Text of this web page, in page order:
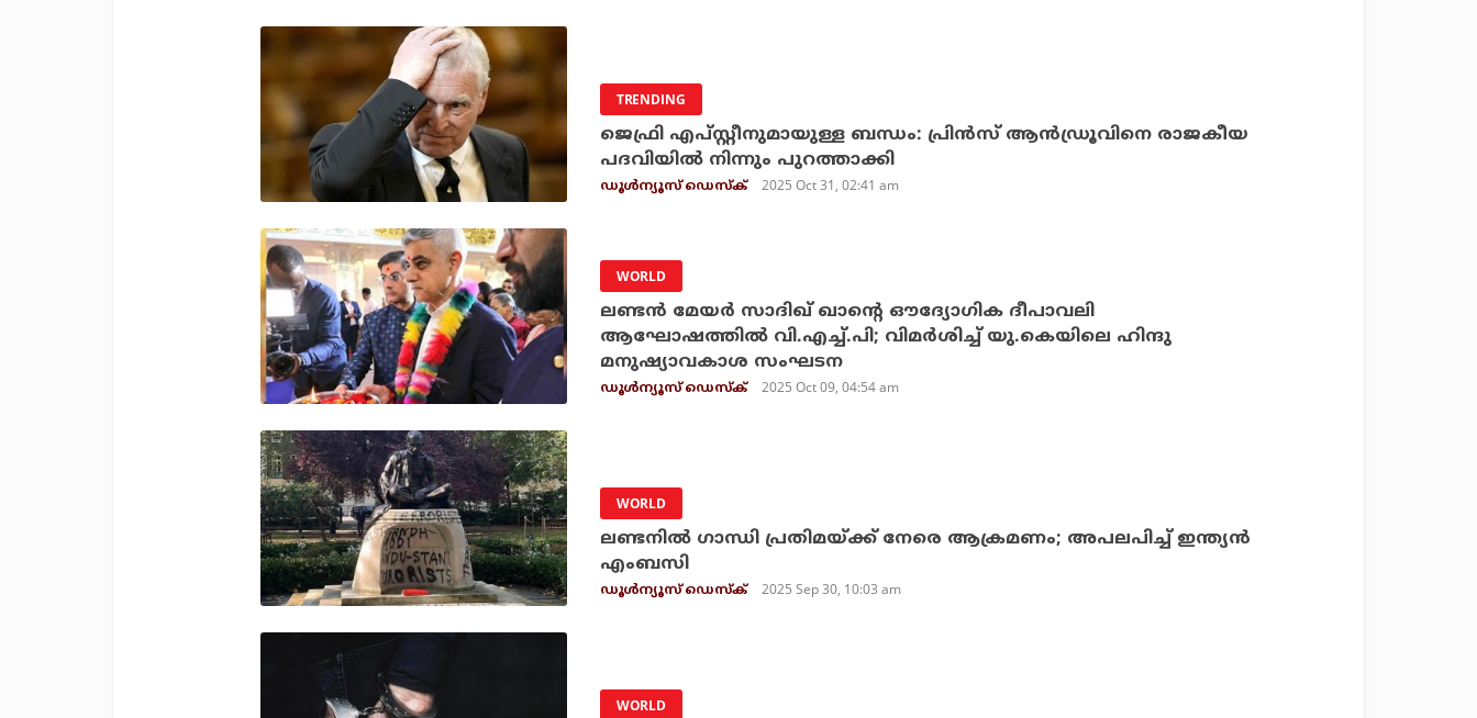
TRENDING
ജെഫ്രി എപ്സ്റ്റീനുമായുള്ള ബന്ധം: പ്രിന്‍സ് ആന്‍ഡ്രൂവിനെ രാജകീയ
പദവിയില്‍ നിന്നും പുറത്താക്കി
ഡൂള്‍ന്യൂസ് ഡെസ്‌ക് 2025 Oct 31, 02:41 am
WORLD
ലണ്ടന്‍ മേയര്‍ സാദിഖ് ഖാന്റെ ഔദ്യോഗിക ദീപാവലി
ആഘോഷത്തില്‍ വി.എച്ച്.പി; വിമര്‍ശിച്ച് യു.കെയിലെ ഹിന്ദു
മനുഷ്യാവകാശ സംഘടന
ഡൂള്‍ന്യൂസ് ഡെസ്‌ക് 2025 Oct 09, 04:54 am
WORLD
ലണ്ടനിൽ ഗാന്ധി പ്രതിമയ്ക്ക് നേരെ ആക്രമണം; അപലപിച്ച് ഇന്ത്യൻ
എംബസി
ഡൂള്‍ന്യൂസ് ഡെസ്‌ക് 2025 Sep 30, 10:03 am
WORLD